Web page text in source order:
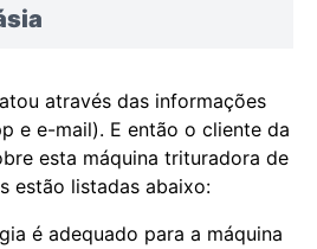
através das informações
e e-mail). E então o cliente da
esta máquina trituradora de
estão listadas abaixo:
é adequado para a máquina